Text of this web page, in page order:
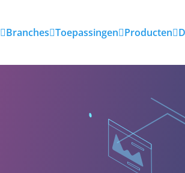
Branches Toepassingen Producten